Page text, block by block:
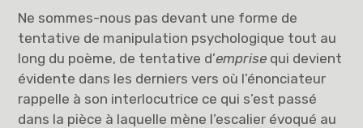
Ne sommes-nous pas devant une forme de
tentative de manipulation psychologique tout au
long du poème, de tentative d’emprise qui devient
évidente dans les derniers vers où l’énonciateur
rappelle à son interlocutrice ce qui s’est passé
dans la pièce à laquelle mène l’escalier évoqué au